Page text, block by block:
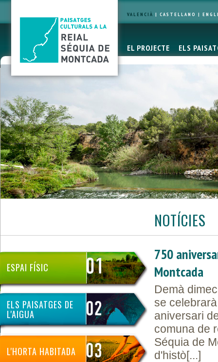
VALENCIÀ |CASTELLANO |
EL PROJECTE ELS
NOTÍCIES
ESPAI FÍSIC
ELS PAISATGES DE
L'AIGUA
L'HORTA HABITADA
750
Montcada
Demà
se
aniversari
comuna de
Séquia de
d'histò[...]